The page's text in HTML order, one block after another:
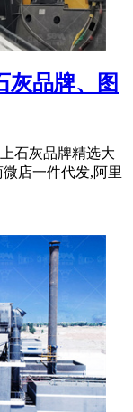
灰品牌、图
石灰品牌精选大
店一件代发,阿里